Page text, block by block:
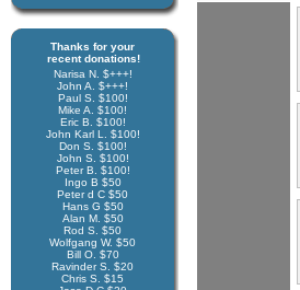
Thanks for your
recent donations!
Narisa N. $+++!
John A. $+++!
Paul S. $100!
Mike A. $100!
Eric B. $100!
John Karl L. $100!
Don S. $100!
John S. $100!
Peter B. $100!
Ingo B $50
Peter d C $50
Hans G $50
Alan M. $50
Rod S. $50
Wolfgang W. $50
Bill O. $70
Ravinder S. $20
Chris S. $15